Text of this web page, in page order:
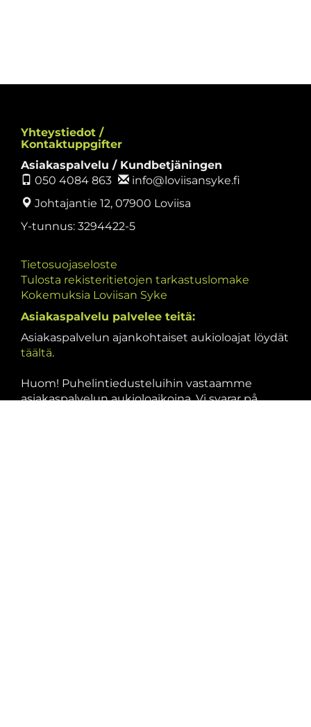
Yhteystiedot /
Kontaktuppgifter
Asiakaspalvelu / Kundbetjäningen
050 4084 863
info@loviisansyke.fi
Johtajantie 12, 07900 Loviisa
Y-tunnus: 3294422-5
Tietosuojaseloste
Tulosta rekisteritietojen tarkastuslomake
Kokemuksia Loviisan Syke
Asiakaspalvelu palvelee teitä:
Asiakaspalvelun ajankohtaiset aukioloajat löydät
täältä.
Huom! Puhelintiedusteluihin vastaamme
asiakaspalvelun aukioloaikoina. Vi svarar på